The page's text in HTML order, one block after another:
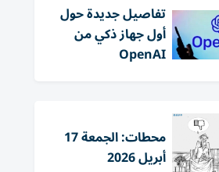
تفاصيل جديدة حول
أول جهاز ذكي من
OpenAI
محطات: الجمعة 17
أبريل 2026